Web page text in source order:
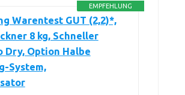
EMPFEHLUNG
Warentest GUT (2,2)*,
8 kg, Schneller
Dry, Option Halbe
System,